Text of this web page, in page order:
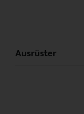
Ausrüster